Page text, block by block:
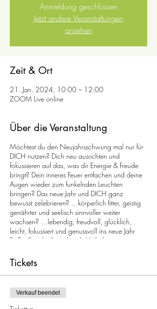
Anmeldung geschlossen
Jetzt andere Veranstaltungen
ansehen
Zeit & Ort
21. Jan. 2024, 10:00 – 12:00
ZOOM Live online
Über die Veranstaltung
Möchtest du den Neujahrsschwung mal nur für
DICH nutzen? Dich neu ausrichten und
fokussieren auf das, was dir Energie & Freude
bringt? Dein inneres Feuer entfachen und deine
Augen wieder zum funkelnden Leuchten
bringen? Das neue Jahr und DICH ganz
bewusst zelebrieren? …körperlich fitter, geistig
genährter und seelisch sinnvoller weiter
wachsen? …lebendig, freudvoll, glücklich,
leicht, fokussiert und genussvoll ins neue Jahr
fließen? … kräfteraubende Verhaltensmuster
leuchtende Lebenslust umwandeln?
07. + 14. + 21. Januar 2024 Von 10 bis 12
Uhr live online + Übungen die du direkt im
Anschluss in deinen neuen Alltag anwenden
kannst + Aufgaben für deine individuellen Ziele
Tickets
Verkauf beendet